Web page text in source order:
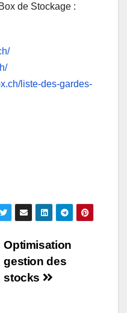
de Stockage :
liste-des-gardes-
Optimisation
gestion des
stocks